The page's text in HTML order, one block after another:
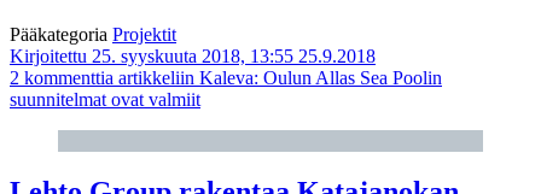
Pääkategoria Projektit
Kirjoitettu 25. syyskuuta 2018, 13:55 25.9.2018
2 kommenttia artikkeliin Kaleva: Oulun Allas Sea Poolin
suunnitelmat ovat valmiit